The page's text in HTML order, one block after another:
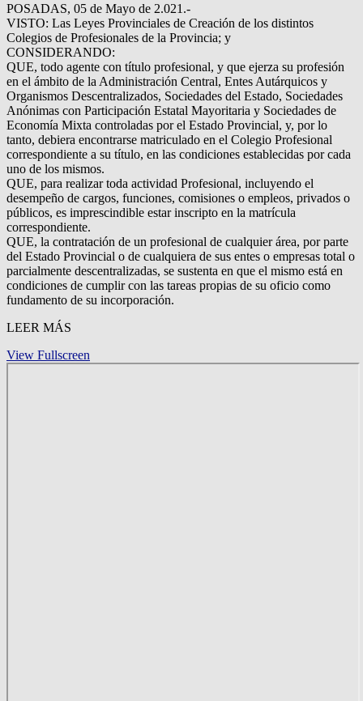
POSADAS, 05 de Mayo de 2.021.-
VISTO: Las Leyes Provinciales de Creación de los distintos
Colegios de Profesionales de la Provincia; y
CONSIDERANDO:
QUE, todo agente con título profesional, y que ejerza su profesión
en el ámbito de la Administración Central, Entes Autárquicos y
Organismos Descentralizados, Sociedades del Estado, Sociedades
Anónimas con Participación Estatal Mayoritaria y Sociedades de
Economía Mixta controladas por el Estado Provincial, y, por lo
tanto, debiera encontrarse matriculado en el Colegio Profesional
correspondiente a su título, en las condiciones establecidas por cada
uno de los mismos.
QUE, para realizar toda actividad Profesional, incluyendo el
desempeño de cargos, funciones, comisiones o empleos, privados o
públicos, es imprescindible estar inscripto en la matrícula
correspondiente.
QUE, la contratación de un profesional de cualquier área, por parte
del Estado Provincial o de cualquiera de sus entes o empresas total o
parcialmente descentralizadas, se sustenta en que el mismo está en
condiciones de cumplir con las tareas propias de su oficio como
fundamento de su incorporación.
LEER MÁS
View Fullscreen
Saltar